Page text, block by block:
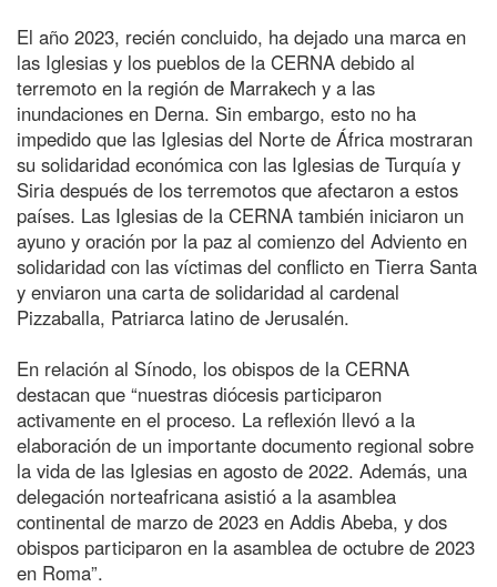
El año 2023, recién concluido, ha dejado una marca en
las Iglesias y los pueblos de la CERNA debido al
terremoto en la región de Marrakech y a las
inundaciones en Derna. Sin embargo, esto no ha
impedido que las Iglesias del Norte de África mostraran
su solidaridad económica con las Iglesias de Turquía y
Siria después de los terremotos que afectaron a estos
países. Las Iglesias de la CERNA también iniciaron un
ayuno y oración por la paz al comienzo del Adviento en
solidaridad con las víctimas del conflicto en Tierra Santa
y enviaron una carta de solidaridad al cardenal
Pizzaballa, Patriarca latino de Jerusalén.
En relación al Sínodo, los obispos de la CERNA
destacan que “nuestras diócesis participaron
activamente en el proceso. La reflexión llevó a la
elaboración de un importante documento regional sobre
la vida de las Iglesias en agosto de 2022. Además, una
delegación norteafricana asistió a la asamblea
continental de marzo de 2023 en Addis Abeba, y dos
obispos participaron en la asamblea de octubre de 2023
en Roma”.